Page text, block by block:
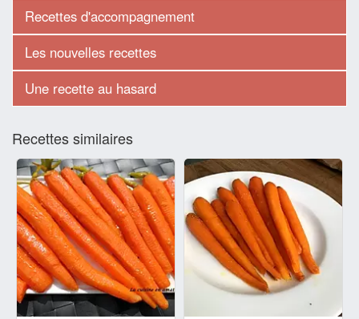
Recettes d'accompagnement
Les nouvelles recettes
Une recette au hasard
Recettes similaires